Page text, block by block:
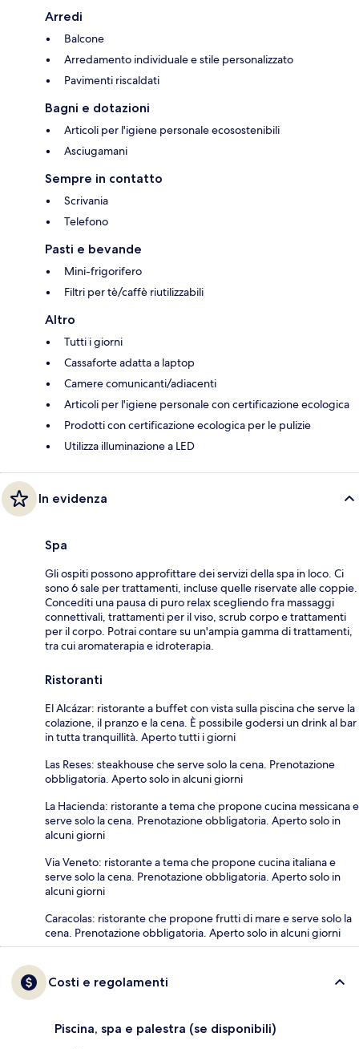
Arredi
Balcone
Arredamento individuale e stile personalizzato
Pavimenti riscaldati
Bagni e dotazioni
Articoli per l'igiene personale ecosostenibili
Asciugamani
Sempre in contatto
Scrivania
Telefono
Pasti e bevande
Mini-frigorifero
Filtri per tè/caffè riutilizzabili
Altro
Tutti i giorni
Cassaforte adatta a laptop
Camere comunicanti/adiacenti
Articoli per l'igiene personale con certificazione ecologica
Prodotti con certificazione ecologica per le pulizie
Utilizza illuminazione a LED
In evidenza
Spa
Gli ospiti possono approfittare dei servizi della spa in loco. Ci
sono 6 sale per trattamenti, incluse quelle riservate alle coppie.
Concediti una pausa di puro relax scegliendo fra massaggi
connettivali, trattamenti per il viso, scrub corpo e trattamenti
per il corpo. Potrai contare su un'ampia gamma di trattamenti,
tra cui aromaterapia e idroterapia.
Ristoranti
El Alcázar: ristorante a buffet con vista sulla piscina che serve la
colazione, il pranzo e la cena. È possibile godersi un drink al bar
in tutta tranquillità. Aperto tutti i giorni
Las Reses: steakhouse che serve solo la cena. Prenotazione
obbligatoria. Aperto solo in alcuni giorni
La Hacienda: ristorante a tema che propone cucina messicana e
serve solo la cena. Prenotazione obbligatoria. Aperto solo in
alcuni giorni
Via Veneto: ristorante a tema che propone cucina italiana e
serve solo la cena. Prenotazione obbligatoria. Aperto solo in
alcuni giorni
Caracolas: ristorante che propone frutti di mare e serve solo la
cena. Prenotazione obbligatoria. Aperto solo in alcuni giorni
Costi e regolamenti
Piscina, spa e palestra (se disponibili)